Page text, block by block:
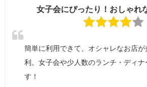
女子会にぴったり！おしゃれ
簡単に利用できて、オシャレなお店が
利。女子会や少人数のランチ・ディ
す！